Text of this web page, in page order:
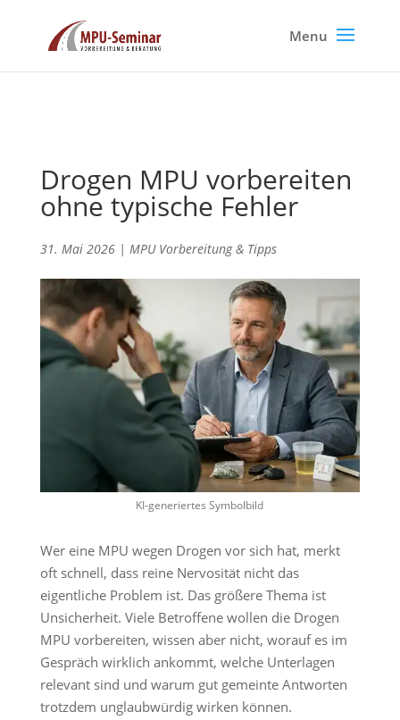
Drogen MPU vorbereiten
ohne typische Fehler
31. Mai 2026| MPU Vorbereitung & Tipps
KI-generiertes Symbolbild
Wer eine MPU wegen Drogen vor sich hat, merkt
oft schnell, dass reine Nervosität nicht das
eigentliche Problem ist. Das größere Thema ist
Unsicherheit. Viele Betroffene wollen die Drogen
MPU vorbereiten, wissen aber nicht, worauf es im
Gespräch wirklich ankommt, welche Unterlagen
relevant sind und warum gut gemeinte Antworten
trotzdem unglaubwürdig wirken können.